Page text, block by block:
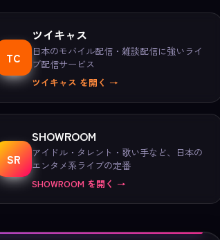
TC
ツイキャス
日本のモバイル配信・雑談配信に強いライ
ブ配信サービス
ツイキャス を開く →
SR
SHOWROOM
アイドル・タレント・歌い手など、日本の
エンタメ系ライブの定番
SHOWROOM を開く →